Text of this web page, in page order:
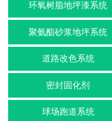
环氧树脂地坪漆系统
聚氨酯砂浆地坪系统
道路改色系统
密封固化剂
球场跑道系统